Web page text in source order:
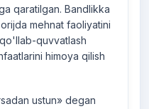
qaratilgan. Bandlikka
mehnat faoliyatini
quvvatlash
himoya qilish
ustun» degan